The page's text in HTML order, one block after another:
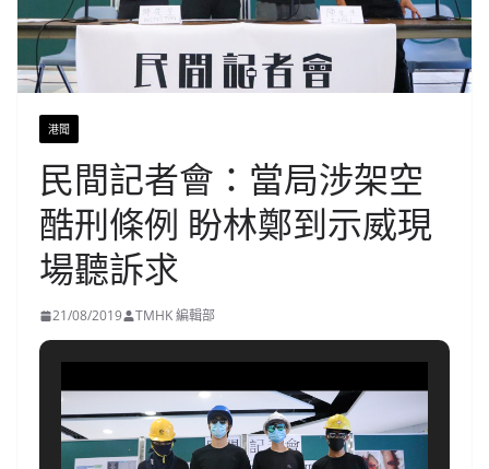
港聞
民間記者會：當局涉架空
酷刑條例 盼林鄭到示威現
場聽訴求
21/08/2019 TMHK 編輯部